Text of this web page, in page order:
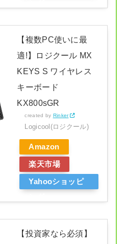
【複数PC使いに最
適!】ロジクール MX
KEYS S ワイヤレス
キーボード
KX800sGR
created by Rinker
Logicool(ロジクール)
Amazon
楽天市場
Yahooショッピ
【投資家なら必須】